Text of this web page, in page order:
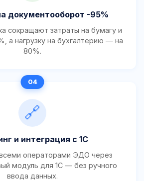
документооборот -95%
сокращают затраты на бумагу и
а нагрузку на бухгалтерию — на
80%.
🔗
и интеграция с 1С
операторами ЭДО через
модуль для 1С — без ручного
ввода данных.